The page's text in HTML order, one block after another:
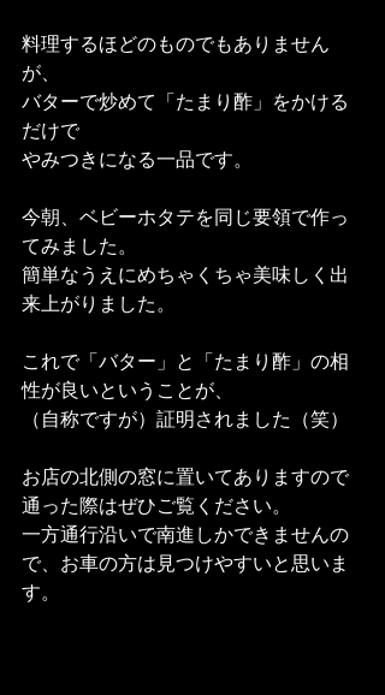
料理するほどのものでもありません
が、
バターで炒めて「たまり酢」をかける
だけで
やみつきになる一品です。
今朝、ベビーホタテを同じ要領で作っ
てみました。
簡単なうえにめちゃくちゃ美味しく出
来上がりました。
これで「バター」と「たまり酢」の相
性が良いということが、
（自称ですが）証明されました（笑）
お店の北側の窓に置いてありますので
通った際はぜひご覧ください。
一方通行沿いで南進しかできませんの
で、お車の方は見つけやすいと思いま
す。